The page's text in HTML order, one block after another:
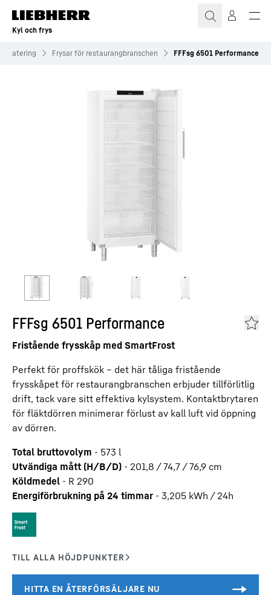
Kyl och frys
Catering Frysar för restaurangbranschen FFFsg 6501 Performance
FFFsg 6501 Performance
Fristående frysskåp med SmartFrost
Perfekt för proffskök – det här tåliga fristående
frysskåpet för restaurangbranschen erbjuder tillförlitlig
drift, tack vare sitt effektiva kylsystem. Kontaktbrytaren
för fläktdörren minimerar förlust av kall luft vid öppning
av dörren.
Total bruttovolym - 573 l
Utvändiga mått (H/B/D) - 201,8 / 74,7 / 76,9 cm
Köldmedel - R 290
Energiförbrukning på 24 timmar - 3,205 kWh / 24h